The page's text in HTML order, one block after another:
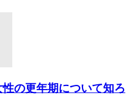
の更年期について知ろ